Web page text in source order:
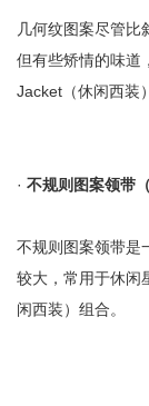
几何纹图案尽管比
但有些矫情的味道
Jacket（休闲西装
· 不规则图案领带
不规则图案领带是
较大，常用于休闲
闲西装）组合。